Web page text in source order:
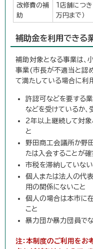
改修費の補
助
1店舗につ
万円まで）
補助金を利用できる
補助対象となる事業は、
事業(市長が不適当と認
て満たしている場合に利
許認可などを要する
などを受けているか、
2年以上継続して対象
と
野田商工会議所か野
たは入会することが
市税を滞納していない
個人または法人の代
用の関係にないこと
個人の場合は本市に
こと
暴力団か暴力団員で
注：本制度のご利用をお